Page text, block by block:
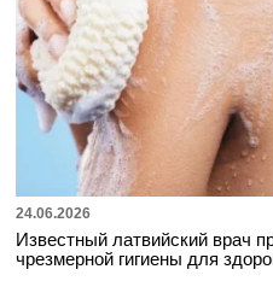
24.06.2026
Известный латвийский врач
чрезмерной гигиены для